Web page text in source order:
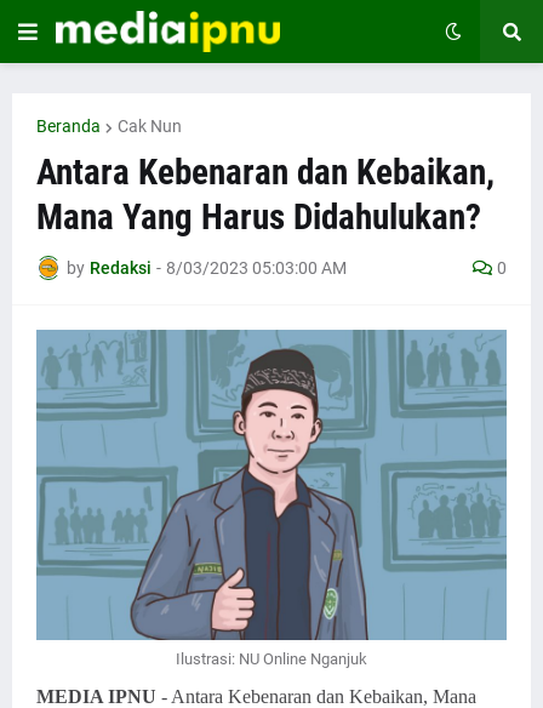
Beranda Cak Nun
Antara Kebenaran dan Kebaikan,
Mana Yang Harus Didahulukan?
by Redaksi - 8/03/2023 05:03:00 AM 0
Ilustrasi: NU Online Nganjuk
MEDIA IPNU - Antara Kebenaran dan Kebaikan, Mana